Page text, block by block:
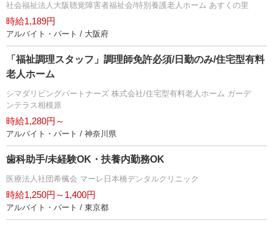
社会福祉法人大阪聴覚障害者福祉会/特別養護老人ホーム あすくの里
時給1,189円
アルバイト・パート / 大阪府
「福祉調理スタッフ」調理師免許必須/日勤のみ/住宅型有料
老人ホーム
シマダリビングパートナーズ 株式会社/住宅型有料老人ホーム ガーデ
ンテラス相模原
時給1,280円～
アルバイト・パート / 神奈川県
歯科助手/未経験OK・扶養内勤務OK
医療法人社団希楓会 マーレ日本橋デンタルクリニック
時給1,250円～1,400円
アルバイト・パート / 東京都